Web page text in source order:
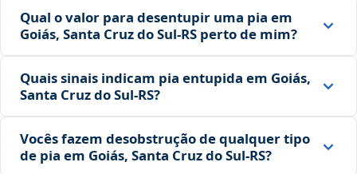
Qual o valor para desentupir uma pia em
Goiás, Santa Cruz do Sul‑RS perto de mim?
Quais sinais indicam pia entupida em Goiás,
Santa Cruz do Sul‑RS?
Vocês fazem desobstrução de qualquer tipo
de pia em Goiás, Santa Cruz do Sul‑RS?